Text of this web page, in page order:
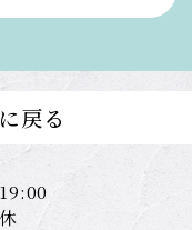
戻る